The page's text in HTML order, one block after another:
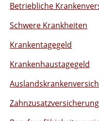
Betriebliche
Schwere Krankheiten
Krankentagegeld
Krankenhaustagegeld
Zahnzusatzversicherung